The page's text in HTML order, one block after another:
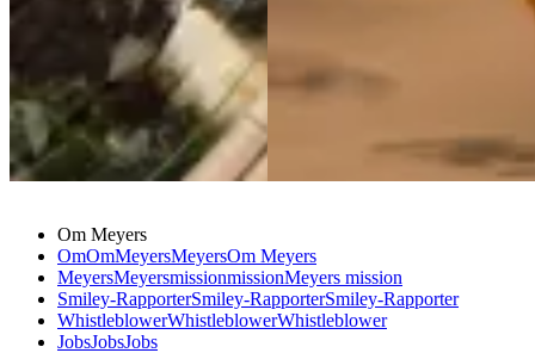
Om Meyers
OmOmMeyersMeyersOm Meyers
MeyersMeyersmissionmissionMeyers mission
Smiley-RapporterSmiley-RapporterSmiley-Rapporter
WhistleblowerWhistleblowerWhistleblower
JobsJobsJobs